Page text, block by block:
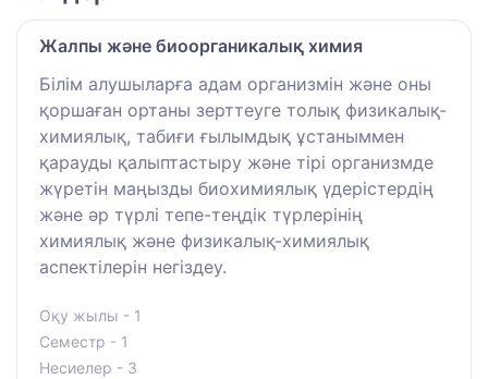
Жалпы және биоорганикалық химия
Білім алушыларға адам организмін және оны
қоршаған ортаны зерттеуге толық физикалық-
химиялық, табиғи ғылымдық ұстаныммен
қарауды қалыптастыру және тірі организмде
жүретін маңызды биохимиялық үдерістердің
және әр түрлі тепе-теңдік түрлерінің
химиялық және физикалық-химиялық
аспектілерін негіздеу.
Оқу жылы - 1
Семестр - 1
Несиелер - 3